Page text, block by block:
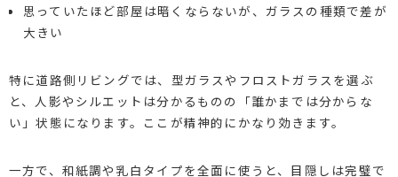
思っていたほど部屋は暗くならないが、ガラスの種類で差が
大きい
特に道路側リビングでは、型ガラスやフロストガラスを選ぶ
と、人影やシルエットは分かるものの「誰かまでは分からな
い」状態になります。ここが精神的にかなり効きます。
一方で、和紙調や乳白タイプを全面に使うと、目隠しは完璧で